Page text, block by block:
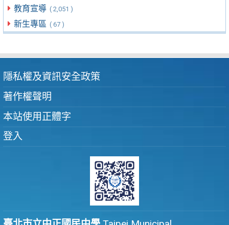
教育宣導 ( 2,051 )
新生專區 ( 67 )
隱私權及資訊安全政策
著作權聲明
本站使用正體字
登入